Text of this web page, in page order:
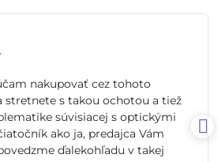
5
nakupovať cez tohoto
stretnete s takou ochotou a tiež
súvisiacej s optickými
ako ja, predajca Vám
ďalekohľadu v takej